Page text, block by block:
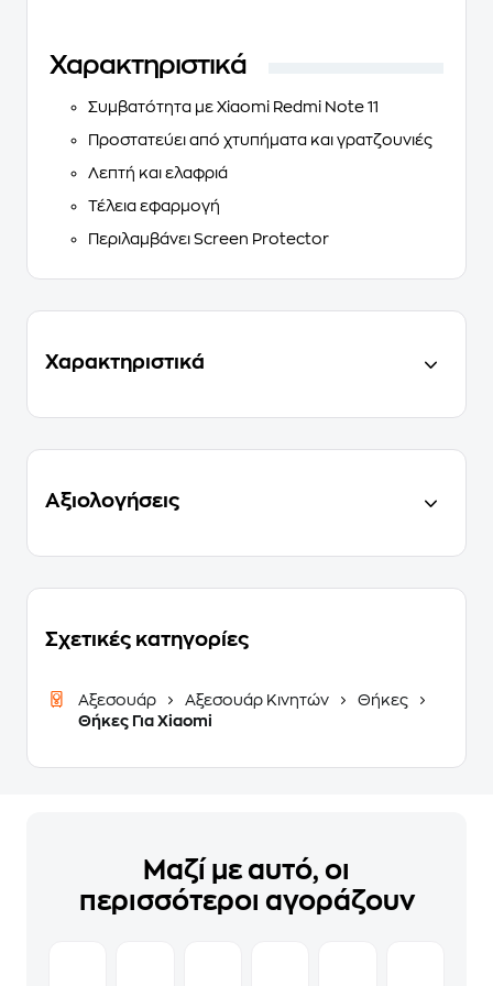
Χαρακτηριστικά
Συμβατότητα με Xiaomi Redmi Note 11
Προστατεύει από χτυπήματα και γρατζουνιές
Λεπτή και ελαφριά
Τέλεια εφαρμογή
Περιλαμβάνει Screen Protector
Χαρακτηριστικά
Αξιολογήσεις
Σχετικές κατηγορίες
Αξεσουάρ Αξεσουάρ Κινητών
Θήκες
Θήκες Για Xiaomi
Μαζί με αυτό, οι
περισσότεροι αγοράζουν